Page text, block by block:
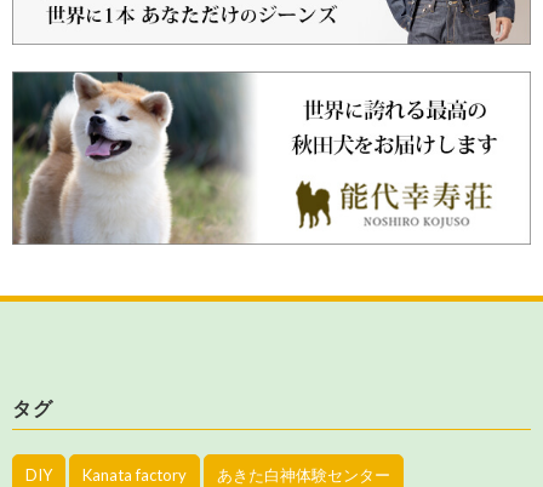
タグ
DIY Kanata factory あきた白神体験センター